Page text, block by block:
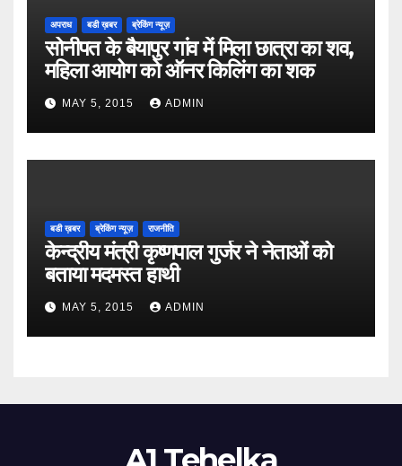
अपराध बडी ख़बर ब्रेकिंग न्यूज़
सोनीपत के बैयापुर गांव में मिला छात्रा का शव,
महिला आयोग को ऑनर किलिंग का शक
MAY 5, 2015 ADMIN
बडी ख़बर ब्रेकिंग न्यूज़ राजनीति
केन्द्रीय मंत्री कृष्णपाल गुर्जर ने नेताओं को
बताया मदमस्त हाथी
MAY 5, 2015 ADMIN